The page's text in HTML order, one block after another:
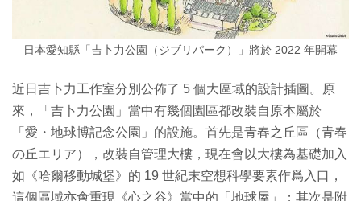
日本愛知縣「吉卜力公園（ジブリパーク）」將於 2022 年開幕
近日吉卜力工作室分別公佈了 5 個大區域的設計插圖。原
來，「吉卜力公園」當中有幾個園區都改裝自原本屬於
「愛・地球博記念公園」的設施。首先是青春之丘區（青春
の丘エリア），改裝自管理大樓，現在會以大樓為基礎加入
如《哈爾移動城堡》的 19 世紀末空想科學要素作爲入口，
這個區域亦會重現《心之谷》當中的「地球屋」；其次是附